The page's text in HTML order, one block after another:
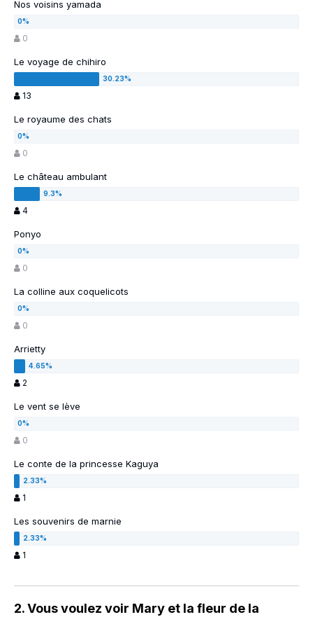
Nos voisins yamada
0
Le voyage de chihiro
13
Le royaume des chats
0
Le château ambulant
4
Ponyo
0
La colline aux coquelicots
0
Arrietty
2
Le vent se lève
0
Le conte de la princesse Kaguya
1
Les souvenirs de marnie
1
2. Vous voulez voir Mary et la fleur de la